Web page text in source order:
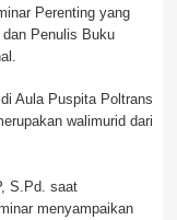
Perenting yang
Penulis Buku
Aula Puspita Poltrans
walimurid dari
S.Pd. saat
menyampaikan